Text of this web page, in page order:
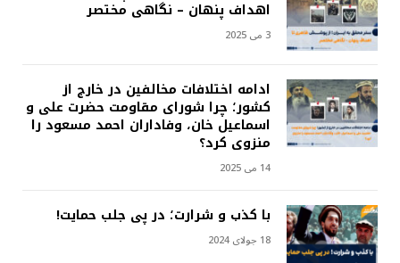
اهداف پنهان – نگاهی مختصر
3 می 2025
ادامه اختلافات مخالفین در خارج از
کشور؛ چرا شورای مقاومت حضرت علی و
اسماعیل خان، وفاداران احمد مسعود را
منزوی کرد؟
14 می 2025
با کذب و شرارت؛ در پی جلب حمایت!
18 جولای 2024